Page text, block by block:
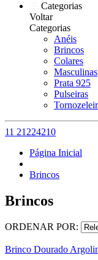
Categorias
Voltar
Categorias
Anéis
Brincos
Colares
Masculinas
Prata 925
Pulseiras
11 21224210
Página Inicial
Brincos
Brincos
ORDENAR POR:
Brinco Dourado